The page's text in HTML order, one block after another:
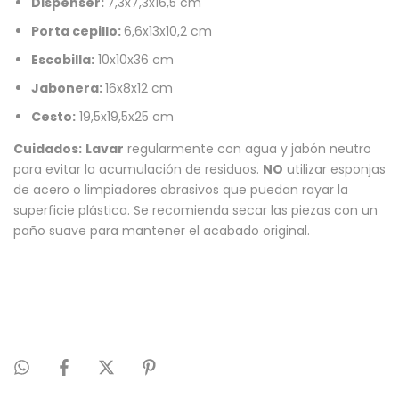
Porta cepillo:6,6x13x10,2 cm
Escobilla: 10x10x36 cm
Jabonera:16x8x12 cm
Cesto: 19,5x19,5x25 cm
Cuidados: Lavar regularmente con agua y jabón neutro
para evitar la acumulación de residuos. NO utilizar esponjas
de acero o limpiadores abrasivos que puedan rayar la
superficie plástica. Se recomienda secar las piezas con un
paño suave para mantener el acabado original.